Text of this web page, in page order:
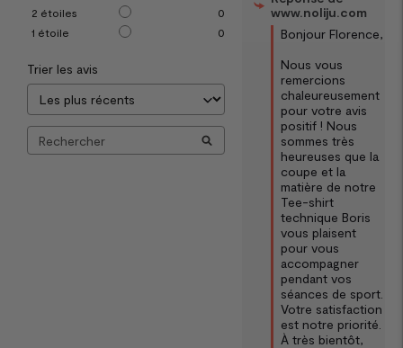
2 étoiles
0
1 étoile 0
Trier les avis
www.noliju.com
Bonjour Florence,
Nous vous
remercions
chaleureusement
pour votre avis
positif ! Nous
sommes très
heureuses que la
coupe et la
matière de notre
Tee-shirt
technique Boris
vous plaisent
pour vous
accompagner
pendant vos
séances de sport.
Votre satisfaction
est notre priorité.
À très bientôt,